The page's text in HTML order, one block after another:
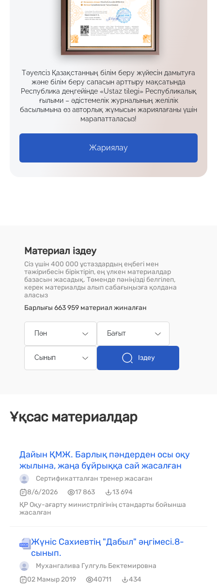
Тәуелсіз Қазақстанның білім беру жүйесін дамытуға
және білім беру сапасын арттыру мақсатында
Республика деңгейінде «Ustaz tilegi» Республикалық
ғылыми – әдістемелік журналының желілік
басылымына өз авторлық жұмысын жариялағаны үшін
марапатталасыз!
Жариялау
Материал іздеу
Сіз үшін 400 000 ұстаздардың еңбегі мен
тәжірибесін біріктіріп, ең үлкен материалдар
базасын жасадық. Төменде пәніңізді белгілеп,
керек материалды алып сабағыңызға қолдана
аласыз
Барлығы 663 959 материал жиналған
Пән Бағыт
Сынып Іздеу
Ұқсас материалдар
Дайын ҚМЖ. Барлық пәндерден осы оқу
жылына, жаңа бұйрыққа сай жасалған
Сертификатталған тренер жасаған
8/6/2026
17 863
13 694
ҚР Оқу-ағарту министрлігінің стандарты бойынша
жасалған
Жүніс Сахиевтің "Дабыл" әңгімесі.8-
сынып.
Мухангалива Гулгуль Бектемировна
02 Мамыр 2019
40711
434